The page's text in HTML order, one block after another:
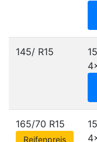
145/ R15
165/70 R15
Reifenpreis